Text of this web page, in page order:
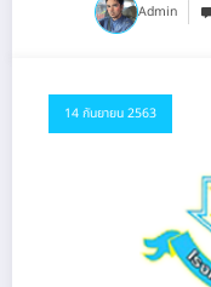
Admin
14 กันยายน 2563